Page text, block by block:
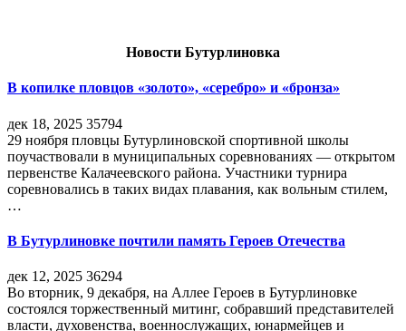
Новости Бутурлиновка
В копилке пловцов «золото», «серебро» и «бронза»
дек 18, 2025 35794
29 ноября пловцы Бутурлиновской спортивной школы
поучаствовали в муниципальных соревнованиях — открытом
первенстве Калачеевского района. Участники турнира
соревновались в таких видах плавания, как вольным стилем,
…
В Бутурлиновке почтили память Героев Отечества
дек 12, 2025 36294
Во вторник, 9 декабря, на Аллее Героев в Бутурлиновке
состоялся торжественный митинг, собравший представителей
власти, духовенства, военнослужащих, юнармейцев и